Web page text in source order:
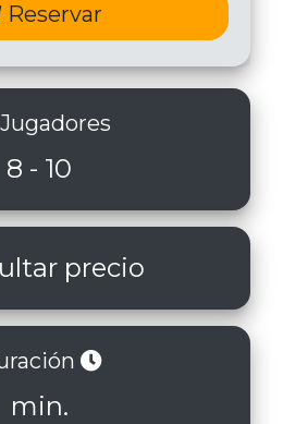
Reservar
Jugadores
8 - 10
precio
min.